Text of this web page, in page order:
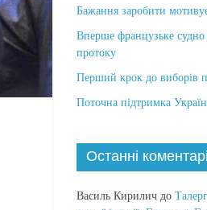
Бажання заробити
Вперше французьке
протоку
Перший крок до виборів
Поточна підтримка
Останні коментарі
Василь Кирилич до